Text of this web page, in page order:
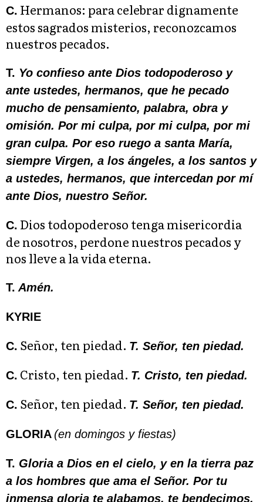
C. Hermanos: para celebrar dignamente
estos sagrados misterios, reconozcamos
nuestros pecados.
T. Yo confieso ante Dios todopoderoso y
ante ustedes, hermanos, que he pecado
mucho de pensamiento, palabra, obra y
omisión. Por mi culpa, por mi culpa, por mi
gran culpa. Por eso ruego a santa María,
siempre Virgen, a los ángeles, a los santos y
a ustedes, hermanos, que intercedan por mí
ante Dios, nuestro Señor.
C. Dios todopoderoso tenga misericordia
de nosotros, perdone nuestros pecados y
nos lleve a la vida eterna.
T. Amén.
KYRIE
C. Señor, ten piedad. T. Señor, ten piedad.
C. Cristo, ten piedad. T. Cristo, ten piedad.
C. Señor, ten piedad. T. Señor, ten piedad.
GLORIA (en domingos y fiestas)
T. Gloria a Dios en el cielo, y en la tierra paz
a los hombres que ama el Señor. Por tu
inmensa gloria te alabamos, te bendecimos,